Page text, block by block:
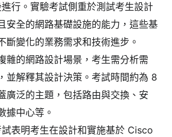
行。實驗考試側重於測試考生設計
安全的網路基礎設施的能力，這些基
斷變化的業務需求和技術進步。
雜的網路設計場景，考生需分析需
並解釋其設計決策。考試時間約為 8
廣泛的主題，包括路由與交換、安
據中心等。
表明考生在設計和實施基於 Cisco